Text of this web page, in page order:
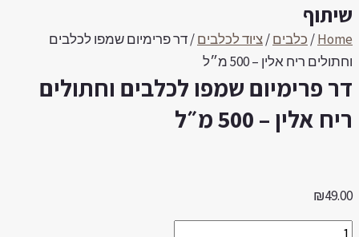
/כלבים/ציוד לכלבים/ דר פרימיום שמפו לכלבים
ריח אלין – 500 מ״ל
פרימיום שמפו לכלבים וחתולים
אלין – 500 מ״ל
₪